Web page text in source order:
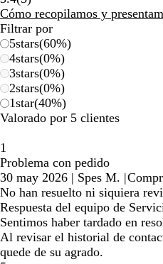
reseñas
Cómo recopilamos y
Filtrar por
5stars(60%)
4stars(0%)
3stars(0%)
2stars(0%)
1star(40%)
Valorado por 5 clientes
1
Problema con pedido
30 may 2026 | Spes M. |
No han resuelto ni siquiera
Respuesta del equipo de
Sentimos haber tardado en
Al revisar el historial de
quede de su agrado.